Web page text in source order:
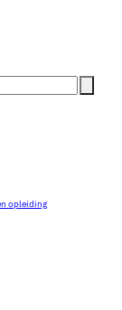
opleiding